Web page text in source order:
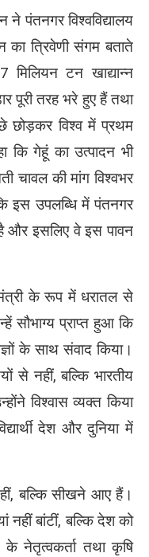
ने पंतनगर विश्वविद्यालय
त्रिवेणी संगम बताते
टन खाद्यान्न
पूरी तरह भरे हुए हैं तथा
छोड़कर विश्व में प्रथम
कि गेहूं का उत्पादन भी
चावल की मांग विश्वभर
इस उपलब्धि में पंतनगर
है और इसलिए वे इस पावन
के रूप में धरातल से
प्राप्त हुआ कि
के साथ संवाद किया।
से नहीं, बल्कि भारतीय
विश्वास व्यक्त किया
देश और दुनिया में
बल्कि सीखने आए हैं।
नहीं बांटीं, बल्कि देश को
के नेतृत्वकर्ता तथा कृषि